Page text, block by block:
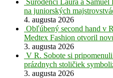
na juniorských
4. augusta 2026
Obľúbený second hand v
Medtex Fashion otvoril
3. augusta 2026
V R. Sobote si
prázdnych stoličiek
3. augusta 2026